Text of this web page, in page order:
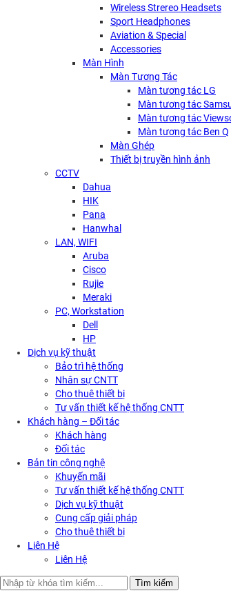
Wireless Strereo Headsets
Sport Headphones
Aviation & Special
Accessories
Màn Hình
Màn Tương Tác
Màn tương tác LG
Màn tương tác
Màn tương tác
Màn tương tác Ben Q
Màn Ghép
Thiết bị truyền hình ảnh
CCTV
Dahua
HIK
Pana
Hanwhal
LAN, WIFI
Aruba
Cisco
Rujie
Meraki
PC, Workstation
Dell
HP
Dịch vụ kỹ thuật
Bảo trì hệ thống
Nhân sự CNTT
Cho thuê thiết bị
Tư vấn thiết kế hệ thống CNTT
Khách hàng – Đối tác
Khách hàng
Đối tác
Bản tin công nghệ
Khuyến mãi
Tư vấn thiết kế hệ thống CNTT
Dịch vụ kỹ thuật
Cung cấp giải pháp
Cho thuê thiết bị
Liên Hệ
Liên Hệ
Search
Tìm kiếm